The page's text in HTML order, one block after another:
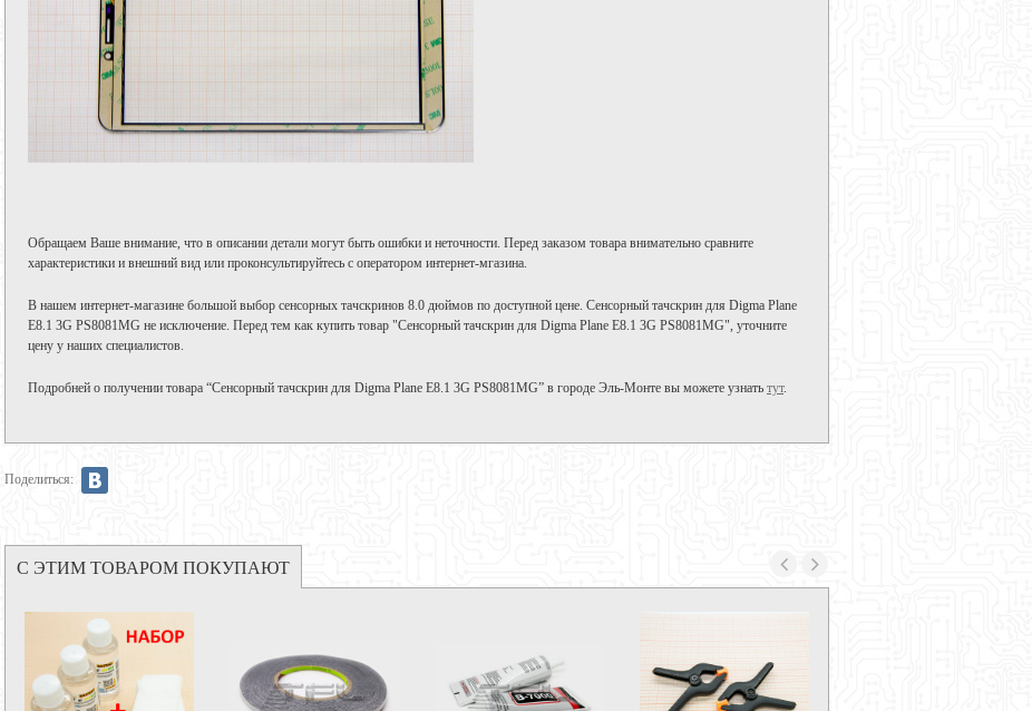
Обращаем Ваше внимание, что в описании детали могут быть ошибки и неточности. Перед заказом товара внимательно сравните
характеристики и внешний вид или проконсультируйтесь с оператором интернет-мгазина.
В нашем интернет-магазине большой выбор сенсорных тачскринов 8.0 дюймов по доступной цене. Сенсорный тачскрин для Digma Plane
E8.1 3G PS8081MG не исключение. Перед тем как купить товар "Сенсорный тачскрин для Digma Plane E8.1 3G PS8081MG", уточните
цену у наших специалистов.
Подробней о получении товара “Сенсорный тачскрин для Digma Plane E8.1 3G PS8081MG” в городе Эль-Монте вы можете узнать тут.
Поделиться:
С ЭТИМ ТОВАРОМ ПОКУПАЮТ